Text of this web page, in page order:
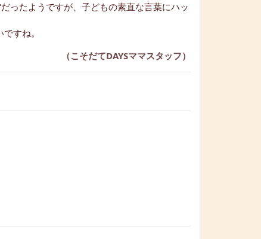
ったようですが、子どもの素直な言葉にハッ
すね。
（こそだてDAYSママスタッフ）